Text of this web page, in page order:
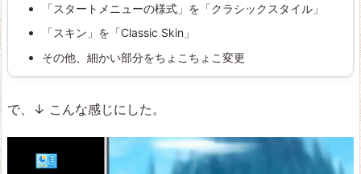
「スタートメニューの様式」を「クラシックスタイル」
「スキン」を「Classic Skin」
その他、細かい部分をちょこちょこ変更
で、↓ こんな感じにした。